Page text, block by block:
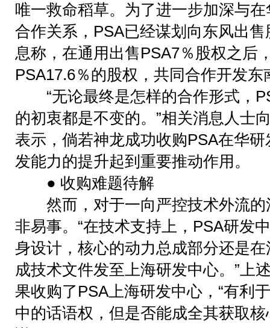
唯一救命稻草。为了进一步加深与
合作关系，PSA已经谋划向东风出
息称，在通用出售PSA7％股权之后
PSA17.6％的股权，共同合作开发东
“无论最终是怎样的合作形式，
的初衷都是不变的。”相关消息人士
表示，倘若神龙成功收购PSA在华
发能力的提升起到重要推动作用。
● 收购难题待解
然而，对于一向严控技术外流的
非易事。“在技术支持上，PSA研发
身设计，核心的动力总成部分还是
成技术文件发至上海研发中心。”上
果收购了PSA上海研发中心，“有利
中的话语权，但是否能成全其获取